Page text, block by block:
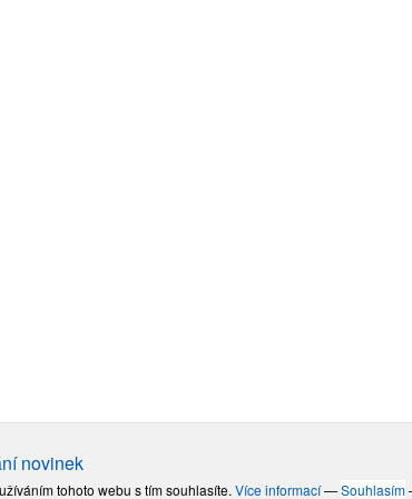
novinek
tohoto webu s tím souhlasíte.Více informací—Souhlasím